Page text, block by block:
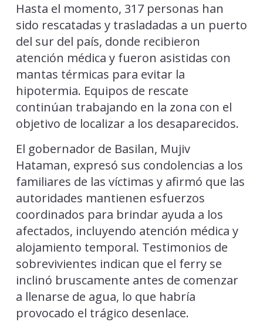
Hasta el momento, 317 personas han
sido rescatadas y trasladadas a un puerto
del sur del país, donde recibieron
atención médica y fueron asistidas con
mantas térmicas para evitar la
hipotermia. Equipos de rescate
continúan trabajando en la zona con el
objetivo de localizar a los desaparecidos.
El gobernador de Basilan, Mujiv
Hataman, expresó sus condolencias a los
familiares de las víctimas y afirmó que las
autoridades mantienen esfuerzos
coordinados para brindar ayuda a los
afectados, incluyendo atención médica y
alojamiento temporal. Testimonios de
sobrevivientes indican que el ferry se
inclinó bruscamente antes de comenzar
a llenarse de agua, lo que habría
provocado el trágico desenlace.